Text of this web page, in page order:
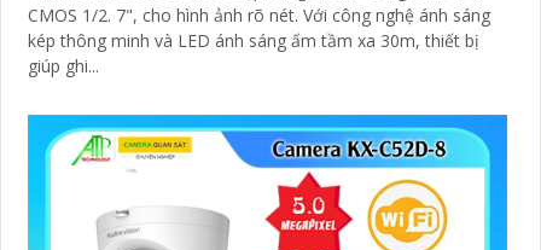
CMOS 1/2. 7", cho hình ảnh rõ nét. Với công nghệ ánh sáng
kép thông minh và LED ánh sáng ấm tầm xa 30m, thiết bị
giúp ghi...